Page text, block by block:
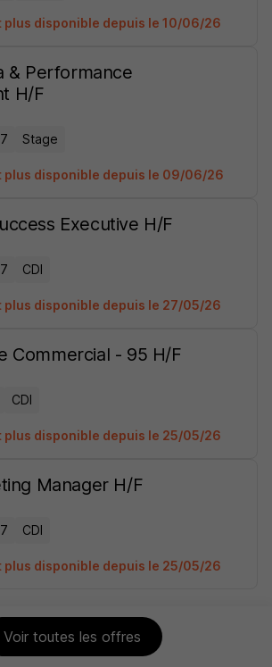
Voir toutes les offres
plus disponible depuis le 10/06/26
& Performance
H/F
Stage
plus disponible depuis le 09/06/26
Executive H/F
CDI
plus disponible depuis le 27/05/26
Commercial - 95 H/F
CDI
plus disponible depuis le 25/05/26
Manager H/F
CDI
plus disponible depuis le 25/05/26